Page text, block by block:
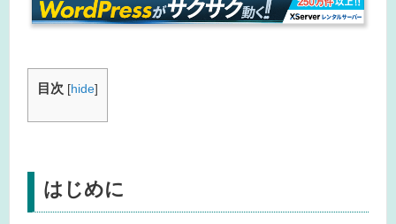
目次 [hide]
はじめに